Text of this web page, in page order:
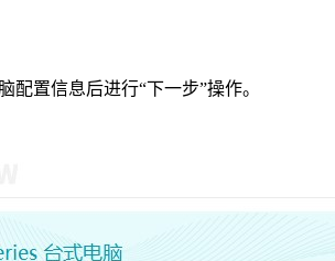
置信息后进行“下一步”操作。